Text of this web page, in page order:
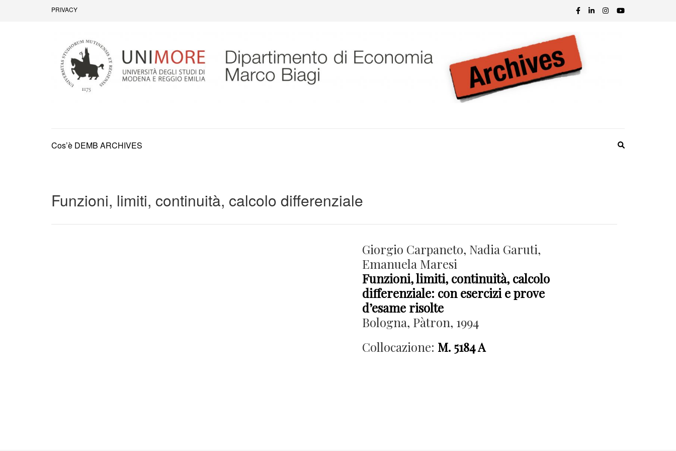
PRIVACY
Cos’è DEMB ARCHIVES
Funzioni, limiti, continuità, calcolo differenziale
Giorgio Carpaneto, Nadia Garuti,
Emanuela Maresi
Funzioni, limiti, continuità, calcolo
differenziale: con esercizi e prove
d’esame risolte
Bologna, Pàtron, 1994
Collocazione: M. 5184 A